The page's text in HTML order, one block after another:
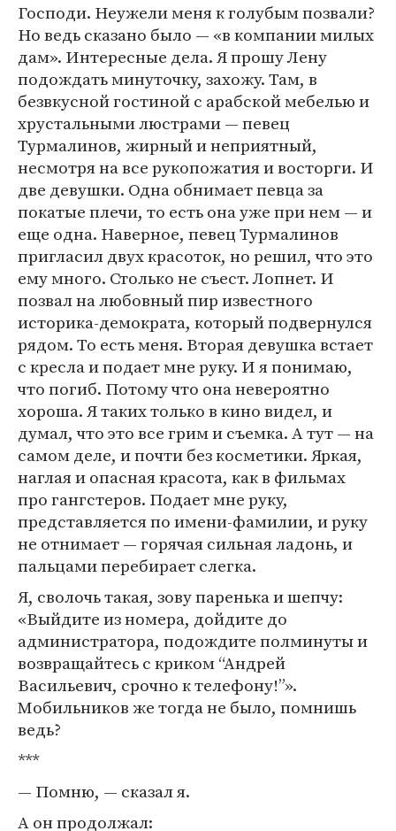
Господи. Неужели меня к голубым позвали?
Но ведь сказано было — «в компании милых
дам». Интересные дела. Я прошу Лену
подождать минуточку, захожу. Там, в
безвкусной гостиной с арабской мебелью и
хрустальными люстрами — певец
Турмалинов, жирный и неприятный,
несмотря на все рукопожатия и восторги. И
две девушки. Одна обнимает певца за
покатые плечи, то есть она уже при нем — и
еще одна. Наверное, певец Турмалинов
пригласил двух красоток, но решил, что это
ему много. Столько не съест. Лопнет. И
позвал на любовный пир известного
историка-демократа, который подвернулся
рядом. То есть меня. Вторая девушка встает
с кресла и подает мне руку. И я понимаю,
что погиб. Потому что она невероятно
хороша. Я таких только в кино видел, и
думал, что это все грим и съемка. А тут — на
самом деле, и почти без косметики. Яркая,
наглая и опасная красота, как в фильмах
про гангстеров. Подает мне руку,
представляется по имени-фамилии, и руку
не отнимает — горячая сильная ладонь, и
пальцами перебирает слегка.
Я, сволочь такая, зову паренька и шепчу:
«Выйдите из номера, дойдите до
администратора, подождите полминуты и
возвращайтесь с криком “Андрей
Васильевич, срочно к телефону!”».
Мобильников же тогда не было, помнишь
ведь?
***
— Помню, — сказал я.
А он продолжал: